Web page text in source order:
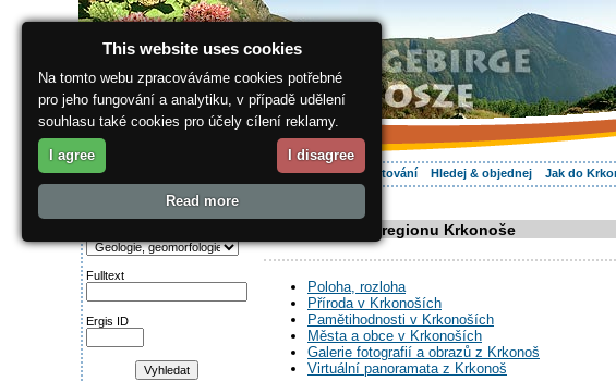
O regionu Vaše dovolená Ubytování Hledej & objednej Jak do
Najděte si:
Fulltext
Ergis ID
Informace o regionu Krkonoše
Poloha, rozloha
Příroda v Krkonoších
Pamětihodnosti v Krkonoších
Města a obce v Krkonoších
Galerie fotografií a obrazů z Krkonoš
Virtuální panoramata z Krkonoš
This website uses cookies
Na tomto webu zpracováváme cookies potřebné
pro jeho fungování a analytiku, v případě udělení
souhlasu také cookies pro účely cílení reklamy.
I agree I disagree
Read more